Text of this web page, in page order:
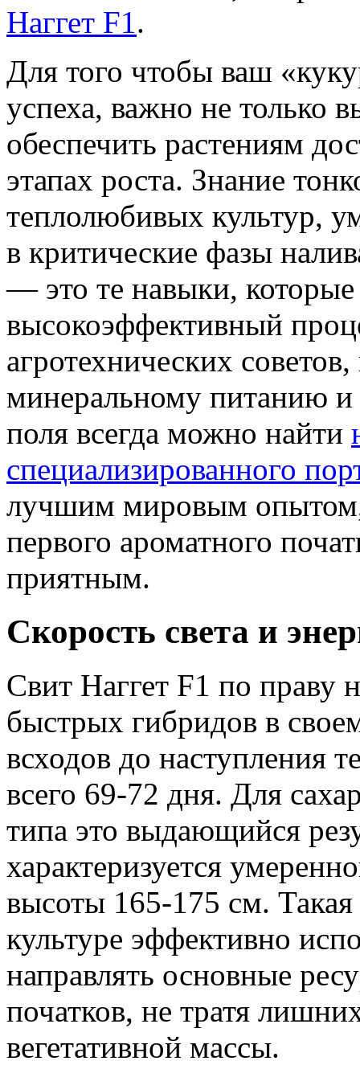
Наггет F1.
Для того чтобы ваш
успеха, важно не только
обеспечить растениям
этапах роста. Знание
теплолюбивых культур,
в критические фазы
— это те навыки,
высокоэффективный
агротехнических
минеральному питанию
поля всегда можно найти
специализированного
лучшим мировым опытом,
первого ароматного
приятным.
Скорость света и
Свит Наггет F1 по праву
быстрых гибридов в
всходов до наступления
всего 69-72 дня. Для
типа это выдающийся
характеризуется
высоты 165-175 см. Такая
культуре эффективно
направлять основные
початков, не тратя
вегетативной массы.